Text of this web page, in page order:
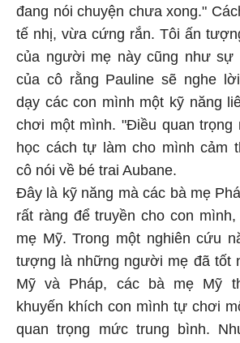
đang nói chuyện chưa xong."
tế nhị, vừa cứng rắn. Tôi ấn
của người mẹ này cũng như sự
của cô rằng Pauline sẽ nghe
dạy các con mình một kỹ năng
chơi một mình. "Điều quan trọng
học cách tự làm cho mình cảm
cô nói về bé trai Aubane.
Đây là kỹ năng mà các bà mẹ
rất ràng để truyền cho con
mẹ Mỹ. Trong một nghiên cứu
tượng là những người mẹ đã tốt
Mỹ và Pháp, các bà mẹ Mỹ
khuyến khích con mình tự chơi
quan trọng mức trung bình.